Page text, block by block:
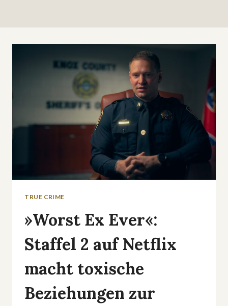
TRUE CRIME
»Worst Ex Ever«:
Staffel 2 auf Netflix
macht toxische
Beziehungen zur